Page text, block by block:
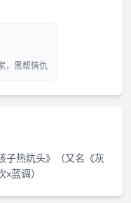
，黑帮情仇
子热炕头》（又名《灰
蓝调）